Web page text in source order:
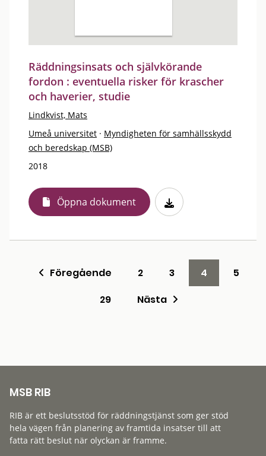
Räddningsinsats och självkörande
fordon : eventuella risker för krascher
och haverier, studie
Lindkvist, Mats
Umeå universitet · Myndigheten för samhällsskydd
och beredskap (MSB)
2018
Öppna dokument
Föregående 2 3 4
5
29
Nästa
MSB RIB
RIB är ett beslutsstöd för räddningstjänst som ger stöd
hela vägen från planering av framtida insatser till att
fatta rätt beslut när olyckan är framme.